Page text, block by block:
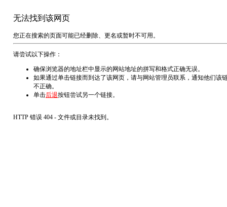
无法找到该网页
您正在搜索的页面可能已经删除、更名或暂时不可用。
请尝试以下操作：
确保浏览器的地址栏中显示的网站地址的拼写和格式正确无误。
如果通过单击链接而到达了该网页，请与网站管理员联系，通知他们该
不正确。
单击后退按钮尝试另一个链接。
HTTP 错误 404 - 文件或目录未找到。